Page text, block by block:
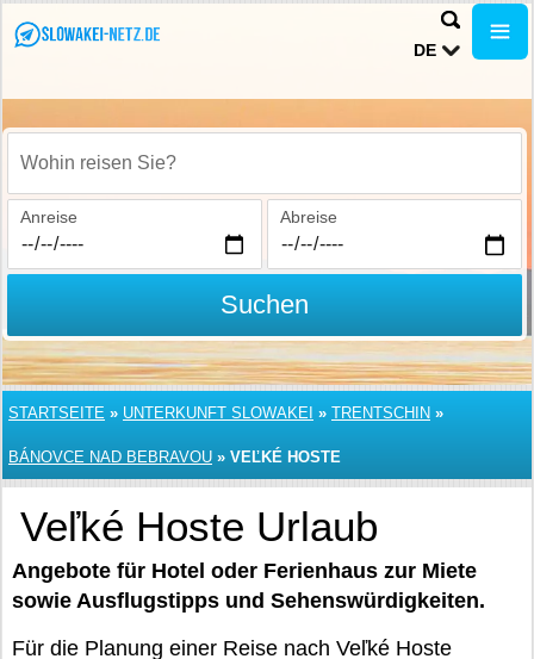
DE
Wohin reisen Sie?
Anreise Abreise
Suchen
STARTSEITE » UNTERKUNFT SLOWAKEI » TRENTSCHIN »
BÁNOVCE NAD BEBRAVOU » VEĽKÉ HOSTE
Veľké Hoste Urlaub
Angebote für Hotel oder Ferienhaus zur Miete
sowie Ausflugstipps und Sehenswürdigkeiten.
Für die Planung einer Reise nach Veľké Hoste